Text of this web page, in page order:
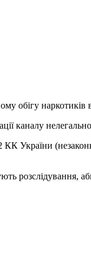
обігу
нелегальної
України
розслідування,